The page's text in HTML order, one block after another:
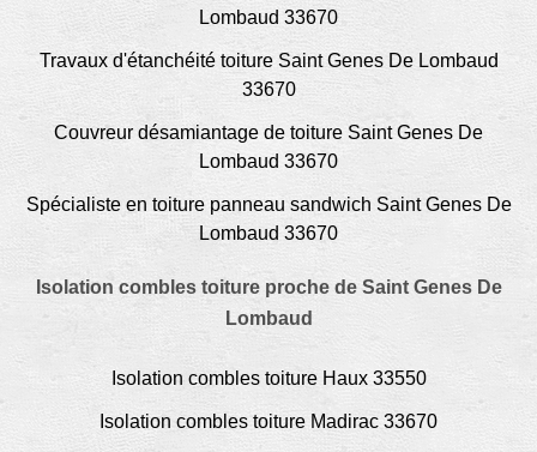
Lombaud 33670
Travaux d'étanchéité toiture Saint Genes De Lombaud
33670
Couvreur désamiantage de toiture Saint Genes De
Lombaud 33670
Spécialiste en toiture panneau sandwich Saint Genes De
Lombaud 33670
Isolation combles toiture proche de Saint Genes De
Lombaud
Isolation combles toiture Haux 33550
Isolation combles toiture Madirac 33670